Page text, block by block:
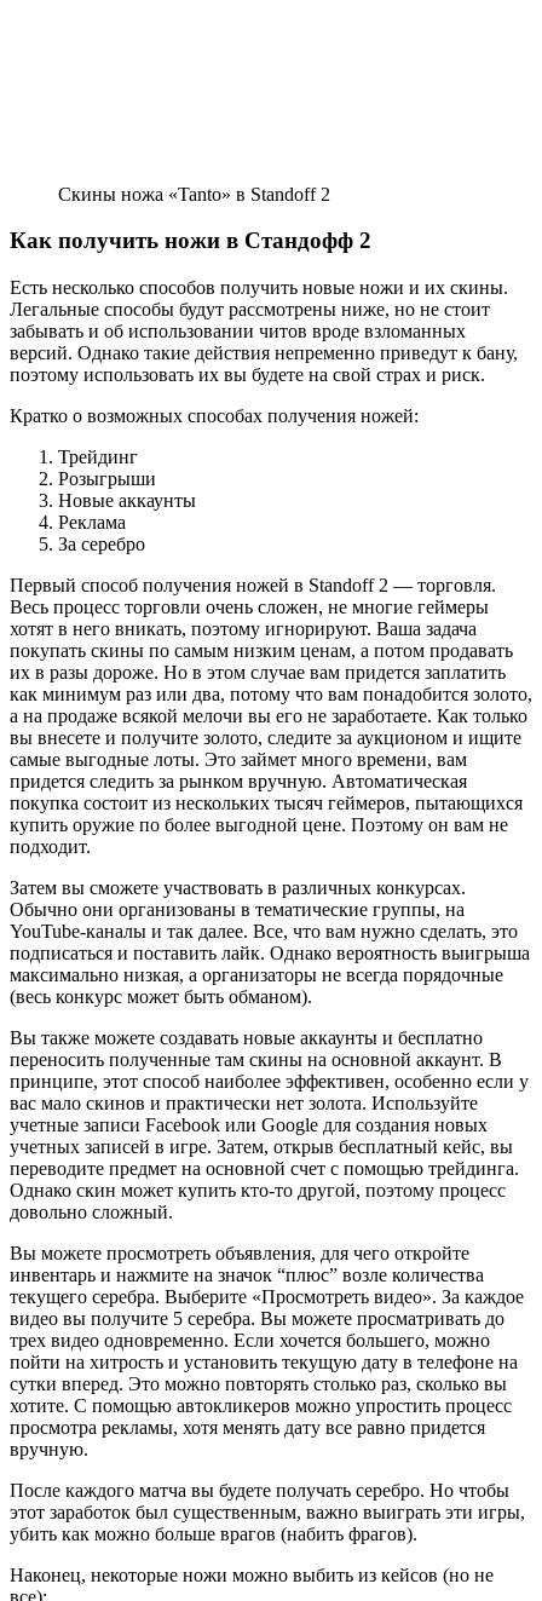
Скины ножа «Tanto» в Standoff 2
Как получить ножи в Стандофф 2
Есть несколько способов получить новые ножи и их скины.
Легальные способы будут рассмотрены ниже, но не стоит
забывать и об использовании читов вроде взломанных
версий. Однако такие действия непременно приведут к бану,
поэтому использовать их вы будете на свой страх и риск.
Кратко о возможных способах получения ножей:
Трейдинг
Розыгрыши
Новые аккаунты
Реклама
За серебро
Первый способ получения ножей в Standoff 2 — торговля.
Весь процесс торговли очень сложен, не многие геймеры
хотят в него вникать, поэтому игнорируют. Ваша задача
покупать скины по самым низким ценам, а потом продавать
их в разы дороже. Но в этом случае вам придется заплатить
как минимум раз или два, потому что вам понадобится золото,
а на продаже всякой мелочи вы его не заработаете. Как только
вы внесете и получите золото, следите за аукционом и ищите
самые выгодные лоты. Это займет много времени, вам
придется следить за рынком вручную. Автоматическая
покупка состоит из нескольких тысяч геймеров, пытающихся
купить оружие по более выгодной цене. Поэтому он вам не
подходит.
Затем вы сможете участвовать в различных конкурсах.
Обычно они организованы в тематические группы, на
YouTube-каналы и так далее. Все, что вам нужно сделать, это
подписаться и поставить лайк. Однако вероятность выигрыша
максимально низкая, а организаторы не всегда порядочные
(весь конкурс может быть обманом).
Вы также можете создавать новые аккаунты и бесплатно
переносить полученные там скины на основной аккаунт. В
принципе, этот способ наиболее эффективен, особенно если у
вас мало скинов и практически нет золота. Используйте
учетные записи Facebook или Google для создания новых
учетных записей в игре. Затем, открыв бесплатный кейс, вы
переводите предмет на основной счет с помощью трейдинга.
Однако скин может купить кто-то другой, поэтому процесс
довольно сложный.
Вы можете просмотреть объявления, для чего откройте
инвентарь и нажмите на значок “плюс” возле количества
текущего серебра. Выберите «Просмотреть видео». За каждое
видео вы получите 5 серебра. Вы можете просматривать до
трех видео одновременно. Если хочется большего, можно
пойти на хитрость и установить текущую дату в телефоне на
сутки вперед. Это можно повторять столько раз, сколько вы
хотите. С помощью автокликеров можно упростить процесс
просмотра рекламы, хотя менять дату все равно придется
вручную.
После каждого матча вы будете получать серебро. Но чтобы
этот заработок был существенным, важно выиграть эти игры,
убить как можно больше врагов (набить фрагов).
Наконец, некоторые ножи можно выбить из кейсов (но не